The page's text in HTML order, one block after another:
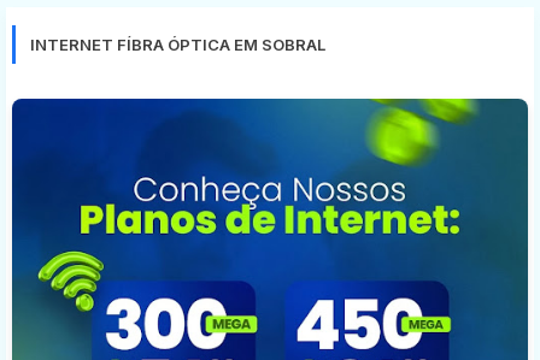
INTERNET FÍBRA ÓPTICA EM SOBRAL